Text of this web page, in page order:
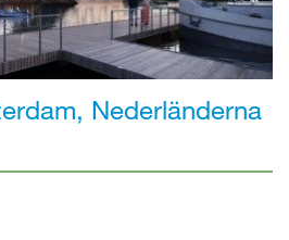
Nederländerna